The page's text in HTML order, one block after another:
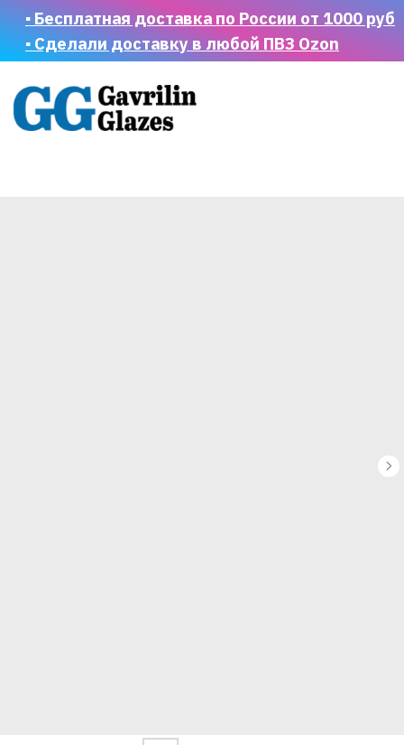
▪ Бесплатная доставка по России от 1000 руб
▪ Сделали доставку в любой ПВЗ Ozon